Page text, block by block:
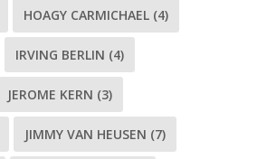
HOAGY CARMICHAEL (4)
IRVING BERLIN (4)
JEROME KERN (3)
JIMMY VAN HEUSEN (7)